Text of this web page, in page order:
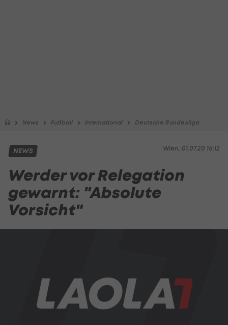
News Fußball International Deutsche Bundesliga
Wien, 01.07.20 16:12
NEWS
Werder vor Relegation
gewarnt: "Absolute
Vorsicht"